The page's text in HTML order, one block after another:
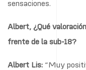
sensaciones.
Albert, ¿Qué
frente de la sub-18?
Albert Lis: “Muy